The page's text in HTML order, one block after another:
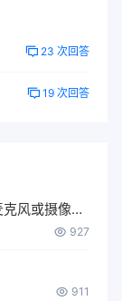
23 次回答
19 次回答
摄像头吗？
927
911